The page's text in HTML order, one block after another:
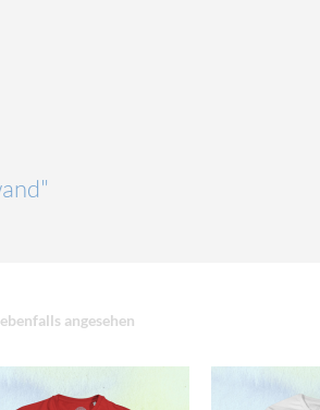
angesehen